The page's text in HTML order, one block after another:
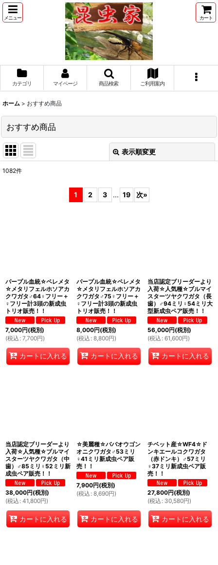
メニュー カート
カテゴリ マイページ 商品検索 ご利用案内
ホーム > おすすめ商品
おすすめ商品
表示順変更
1082件
1 2 3 ... 19 次»
パープル血統☆ペレメタ
☆メタリフェルホソアカ
クワガタ♂64♀フリー＋
♀フリー計3頭の新成虫
トリオ販売！！
7,000円(税別)
(税込 : 7,700円)
カートに入れる
パープル血統☆ペレメタ
☆メタリフェルホソアカ
クワガタ♂75♀フリー＋
♀フリー計3頭の新成虫
トリオ販売！！
8,000円(税別)
(税込 : 8,800円)
カートに入れる
当店認定ブリーダーより
入荷☆人気種☆ブルマイ
スターツヤクワガタ（長
歯）♂94ミリ♀54ミリ大
型新成虫ペア販売！！
56,000円(税別)
(税込 : 61,600円)
カートに入れる
当店認定ブリーダーより
入荷☆人気種☆ブルマイ
スターツヤクワガタ（中
歯）♂85ミリ♀52ミリ新
成虫ペア販売！！
38,000円(税別)
(税込 : 41,800円)
カートに入れる
☆美麗種☆ババオウゴン
オニクワガタ♂53ミリ
♀41ミリ新成虫ペア販
売！！
7,900円(税別)
(税込 : 8,690円)
カートに入れる
チベット産☆WF4☆ド
ンキエールコクワガタ
（赤ドンキ）♂57ミリ
♀37ミリ新成虫ペア販
売！！
27,800円(税別)
(税込 : 30,580円)
カートに入れる